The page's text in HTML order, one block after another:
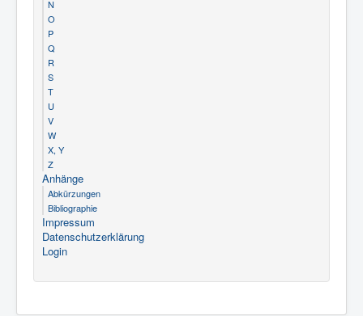
N
O
P
Q
R
S
T
U
V
W
X, Y
Z
Anhänge
Abkürzungen
Bibliographie
Impressum
Datenschutzerklärung
Login